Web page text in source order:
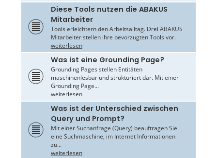
Diese Tools nutzen die ABAKUS
Mitarbeiter
Tools erleichtern den Arbeitsalltag. Drei ABAKUS
Mitarbeiter stellen ihre bevorzugten Tools vor.
weiterlesen
Was ist eine Grounding Page?
Grounding Pages stellen Entitäten
maschinenlesbar und strukturiert dar. Mit einer
Grounding Page...
weiterlesen
Was ist der Unterschied zwischen
Query und Prompt?
Mit einer Suchanfrage (Query) beauftragen Sie
eine Suchmaschine, im Internet Informationen
zu...
weiterlesen